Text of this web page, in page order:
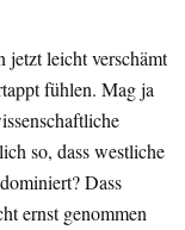
leicht verschämt
fühlen. Mag ja
so, dass westliche
Dass
ernst genommen